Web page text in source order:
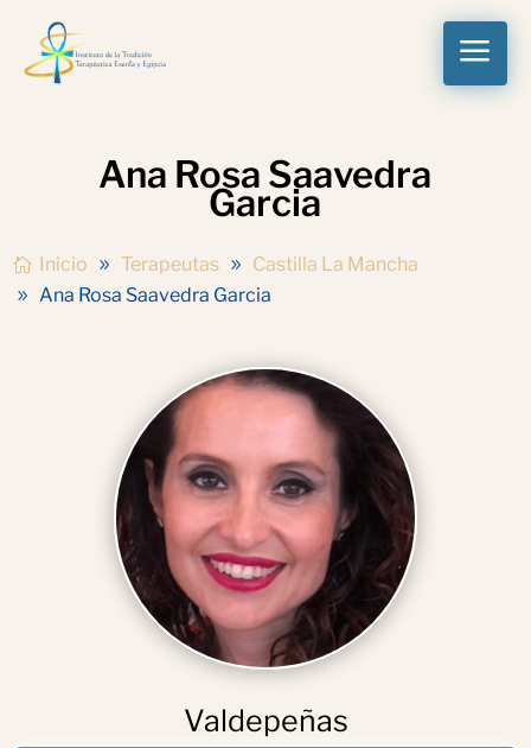
a
Ana Rosa Saavedra
Garcia
Inicio Terapeutas
Castilla La Mancha
Ana Rosa Saavedra Garcia
Valdepeñas